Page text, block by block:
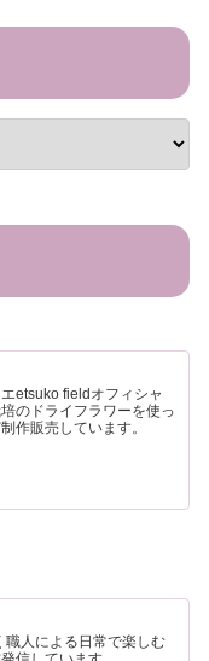
etsuko fieldオフィシャ
のドライフラワーを使っ
作販売しています。
人による日常で楽しむ